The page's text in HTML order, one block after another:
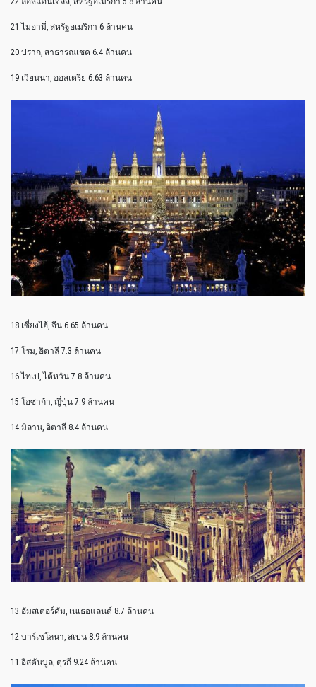
21.ไมอามี่, สหรัฐอเมริกา 6 ล้านคน
20.ปราก, สาธารณเชค 6.4 ล้านคน
19.เวียนนา, ออสเตรีย 6.63 ล้านคน
18.เซี่ยงไฮ้, จีน 6.65 ล้านคน
17.โรม, อิตาลี 7.3 ล้านคน
16.ไทเป, ไต้หวัน 7.8 ล้านคน
15.โอซาก้า, ญี่ปุ่น 7.9 ล้านคน
14.มิลาน, อิตาลี 8.4 ล้านคน
13.อัมสเตอร์ดัม, เนเธอแลนด์ 8.7 ล้านคน
12.บาร์เซโลนา, สเปน 8.9 ล้านคน
11.อิสตันบูล, ตุรกี 9.24 ล้านคน